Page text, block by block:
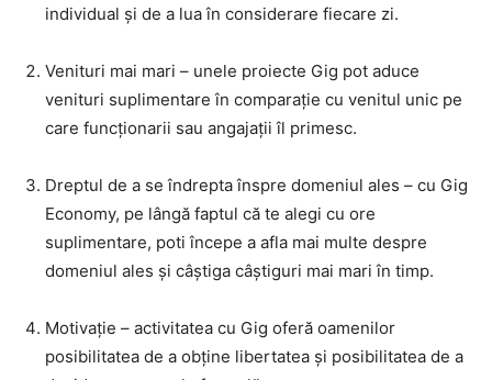
individual și de a lua în considerare fiecare zi.
Venituri mai mari – unele proiecte Gig pot aduce
venituri suplimentare în comparație cu venitul unic pe
care funcționarii sau angajații îl primesc.
Dreptul de a se îndrepta înspre domeniul ales – cu Gig
Economy, pe lângă faptul că te alegi cu ore
suplimentare, poti începe a afla mai multe despre
domeniul ales și câștiga câștiguri mai mari în timp.
Motivație – activitatea cu Gig oferă oamenilor
posibilitatea de a obține libertatea și posibilitatea de a